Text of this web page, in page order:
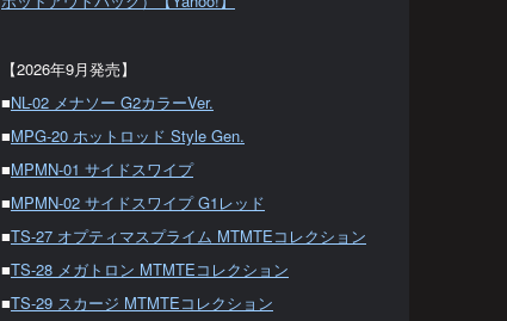
【2026年9月発売】
■NL-02 メナソー G2カラーVer.
■MPG-20 ホットロッド Style Gen.
■MPMN-01 サイドスワイプ
■MPMN-02 サイドスワイプ G1レッド
■TS-27 オプティマスプライム MTMTEコレクション
■TS-28 メガトロン MTMTEコレクション
■TS-29 スカージ MTMTEコレクション